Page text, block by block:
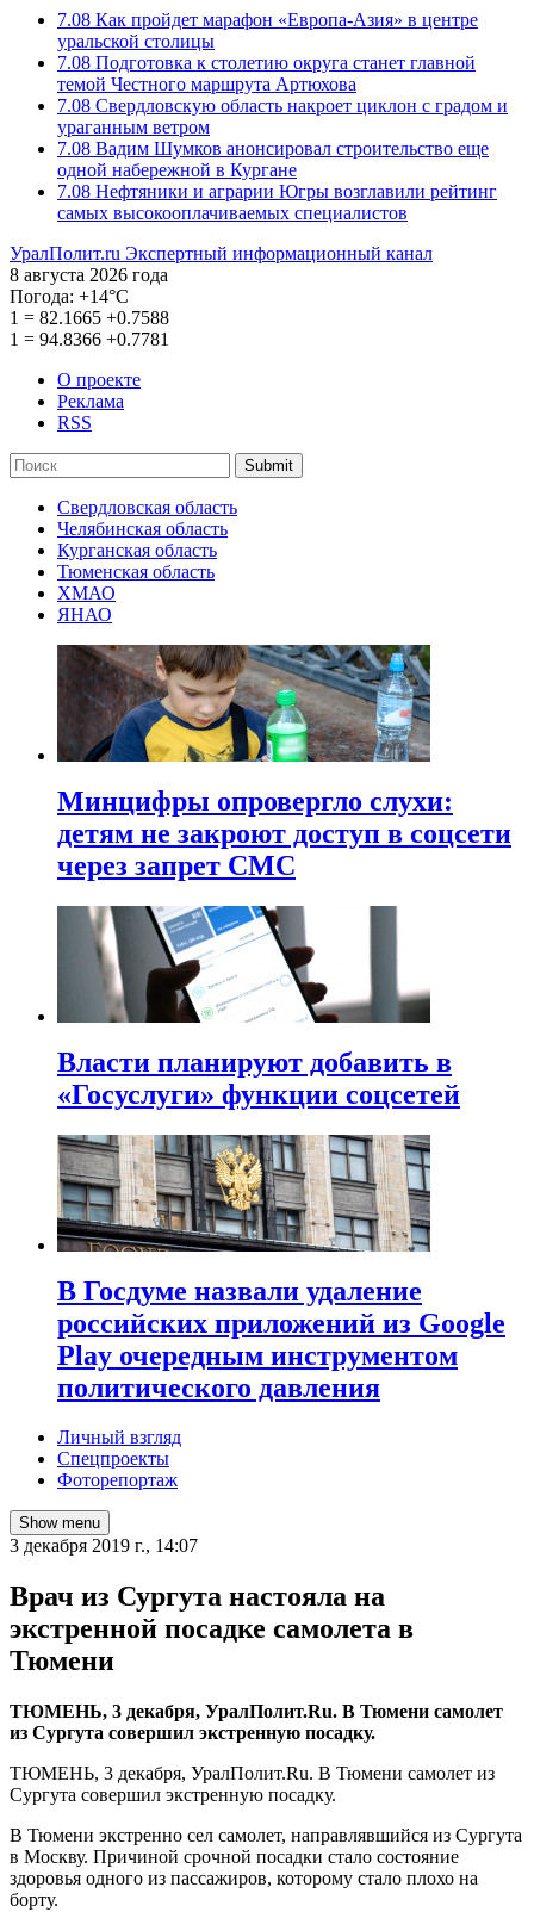
7.08 Как пройдет марафон «Европа-Азия» в центре
уральской столицы
7.08 Подготовка к столетию округа станет главной
темой Честного маршрута Артюхова
7.08 Свердловскую область накроет циклон с градом и
ураганным ветром
7.08 Вадим Шумков анонсировал строительство еще
одной набережной в Кургане
7.08 Нефтяники и аграрии Югры возглавили рейтинг
самых высокооплачиваемых специалистов
УралПолит.ru Экспертный информационный канал
8 августа 2026 года
Погода: +14°С
1 = 82.1665 +0.7588
1 = 94.8366 +0.7781
О проекте
Реклама
RSS
Submit
Свердловская область
Челябинская область
Курганская область
Тюменская область
ХМАО
ЯНАО
Минцифры опровергло слухи:
детям не закроют доступ в соцсети
через запрет СМС
Власти планируют добавить в
«Госуслуги» функции соцсетей
В Госдуме назвали удаление
российских приложений из Google
Play очередным инструментом
политического давления
Личный взгляд
Спецпроекты
Фоторепортаж
Show menu
3 декабря 2019 г., 14:07
Врач из Сургута настояла на
экстренной посадке самолета в
Тюмени
​ТЮМЕНЬ, 3 декабря, УралПолит.Ru. В Тюмени самолет
из Сургута совершил экстренную посадку.
ТЮМЕНЬ, 3 декабря, УралПолит.Ru. В Тюмени самолет из
Сургута совершил экстренную посадку.
В Тюмени экстренно сел самолет, направлявшийся из Сургута
в Москву. Причиной срочной посадки стало состояние
здоровья одного из пассажиров, которому стало плохо на
борту.